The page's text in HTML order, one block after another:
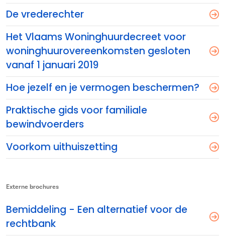
De vrederechter
Het Vlaams Woninghuurdecreet voor
woninghuurovereenkomsten gesloten
vanaf 1 januari 2019
Hoe jezelf en je vermogen beschermen?
Praktische gids voor familiale
bewindvoerders
Voorkom uithuiszetting
Externe brochures
Bemiddeling - Een alternatief voor de
rechtbank